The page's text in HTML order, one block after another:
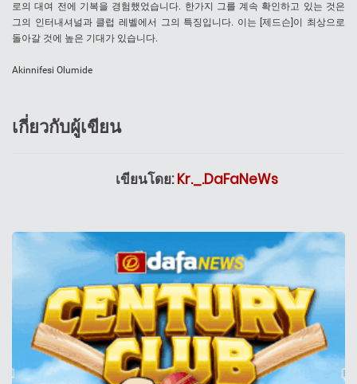
로의 대여 전에 기복을 경험했었습니다. 한가지 그를 계속 확인하고 있는 것은
그의 인터내셔널과 클럽 레벨에서 그의 특징입니다. 이는 [제드슨]이 최상으로
돌아갈 것에 높은 기대가 있습니다.
Akinnifesi Olumide
เกี่ยวกับผู้เขียน
เขียนโดย:Kr._.DaFaNeWs